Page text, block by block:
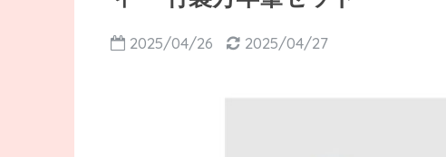
2025/04/26 2025/04/27